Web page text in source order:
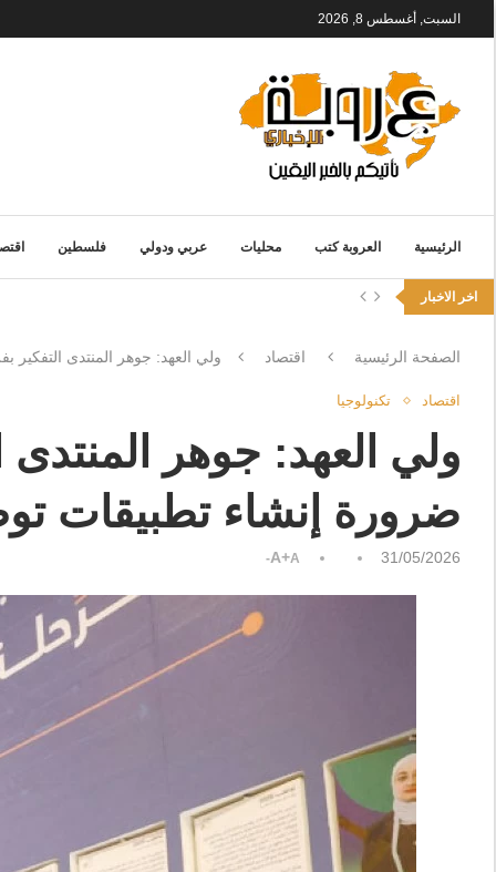
السبت, أغسطس 8, 2026
الرئيسية العروبة كتب محليات عربي ودولي فلسطين
اخر الاخبار
الصفحة الرئيسية اقتصاد ولي العهد: جوهر المنتدى التفكير
اقتصاد تكنولوجيا
ولي العهد: جوهر المنتدى
ضرورة إنشاء تطبيقات
31/05/2026
A+A-